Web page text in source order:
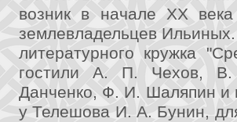
возник в начале XX
землевладельцев
литературного кружка
гостили А. П. Чехов,
Данченко, Ф. И. Шаляпин и
у Телешова И. А. Бунин,